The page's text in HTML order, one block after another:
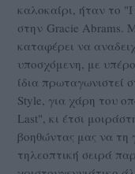
καλοκαίρι, ήταν το
στην Gracie Abrams.
καταφέρει να
υποσχόμενη, με
ίδια πρωταγωνιστεί
Style, για χάρη του
Last", κι έτσι
βοηθώντας μας να τη
τηλεοπτική σειρά